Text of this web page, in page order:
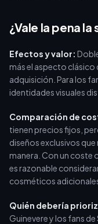
¿Vale la pena
Efectos y valor:
más el aspecto clásico
adquisición. Para los
identidades visuales
Comparación de
tienen precios fijos,
diseños exclusivos
manera. Con un coste
es razonable
cosméticos
Quién debería
Guinevere y los fans